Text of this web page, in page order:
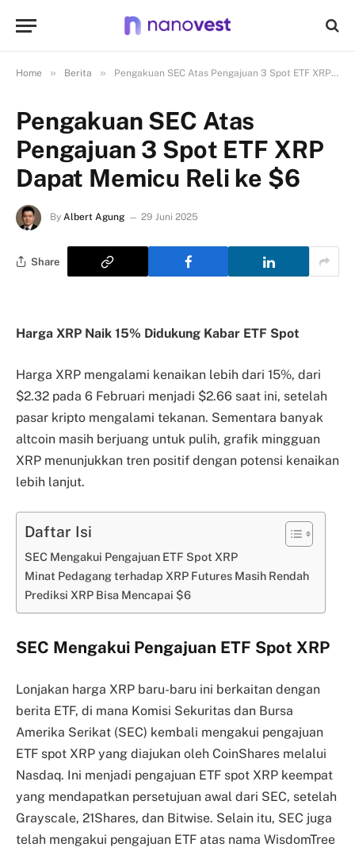
Home » Berita » Pengakuan SEC Atas Pengajuan 3 Spot ETF XRP Dapat Memicu Reli ke $6
Pengakuan SEC Atas
Pengajuan 3 Spot ETF XRP
Dapat Memicu Reli ke $6
By Albert Agung 29 Juni 2025
Share
Harga XRP Naik 15% Didukung Kabar ETF Spot
Harga XRP mengalami kenaikan lebih dari 15%, dari
$2.32 pada 6 Februari menjadi $2.66 saat ini, setelah
pasar kripto mengalami tekanan. Sementara banyak
altcoin masih berjuang untuk pulih, grafik mingguan
XRP menunjukkan tren positif dengan potensi kenaikan
lebih lanjut.
Daftar Isi
SEC Mengakui Pengajuan ETF Spot XRP
Minat Pedagang terhadap XRP Futures Masih Rendah
Prediksi XRP Bisa Mencapai $6
SEC Mengakui Pengajuan ETF Spot XRP
Lonjakan harga XRP baru-baru ini berkaitan dengan
berita ETF, di mana Komisi Sekuritas dan Bursa
Amerika Serikat (SEC) kembali mengakui pengajuan
ETF spot XRP yang diajukan oleh CoinShares melalui
Nasdaq. Ini menjadi pengajuan ETF spot XRP keempat
yang mendapatkan persetujuan awal dari SEC, setelah
Grayscale, 21Shares, dan Bitwise. Selain itu, SEC juga
telah mengakui pengajuan ETF atas nama WisdomTree